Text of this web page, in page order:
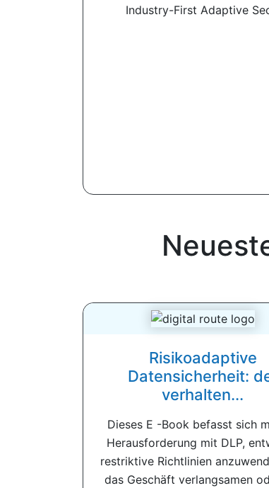
Industry-First Adaptive
Risikoadaptive
Datensicherheit:
verhalten...
Dieses E -Book befasst sich
Herausforderung mit DLP,
restriktive Richtlinien
das Geschäft verlangsamen